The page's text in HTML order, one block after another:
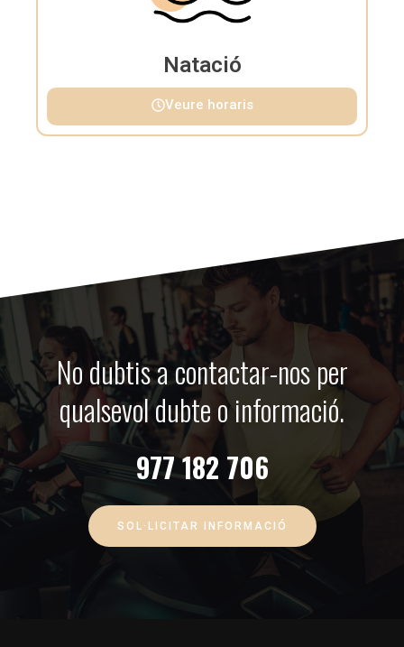
Natació
Veure horaris
No dubtis a contactar-nos per
qualsevol dubte o informació.
977 182 706
SOL·LICITAR INFORMACIÓ